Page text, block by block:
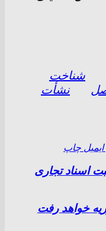
شناخت
نشأت
چاپ
اسناد تجاری
خواهد رفت